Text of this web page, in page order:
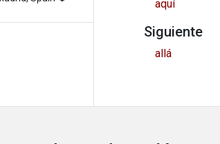
aquí
Siguiente
allá